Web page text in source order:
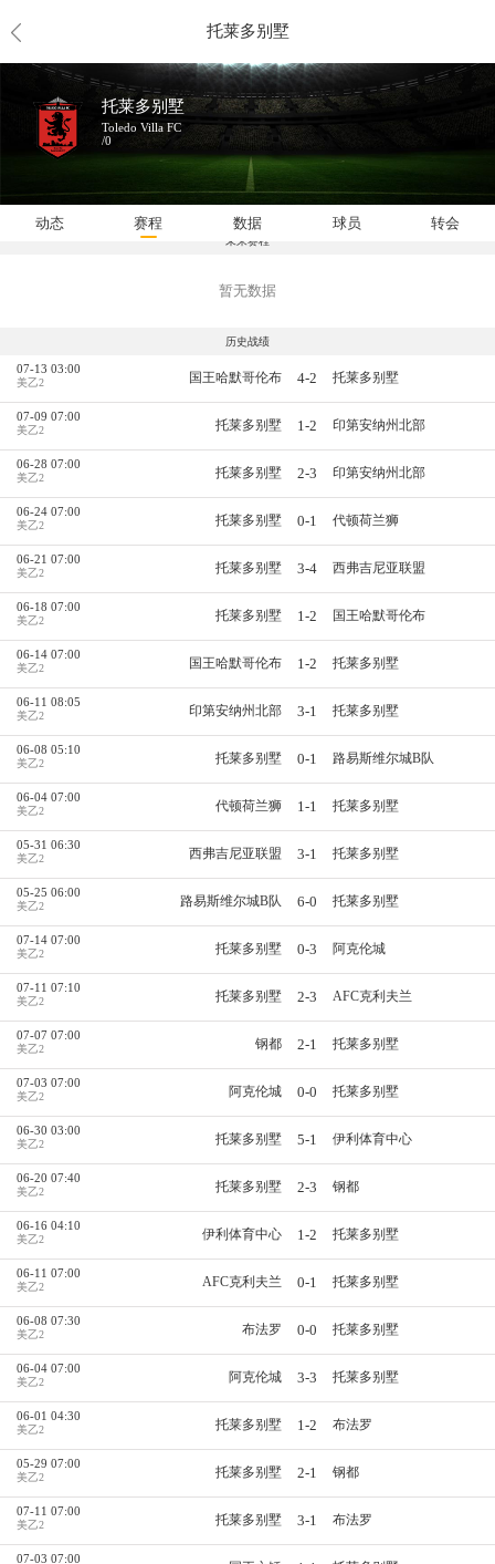
托莱多别墅
托莱多别墅
Toledo Villa FC
/0
动态 赛程 数据 球员 转会
未来赛程
暂无数据
历史战绩
07-13 03:00
美乙2 国王哈默哥伦布 4-2 托莱多别墅
07-09 07:00
美乙2 托莱多别墅 1-2 印第安纳州北部
06-28 07:00
美乙2 托莱多别墅 2-3 印第安纳州北部
06-24 07:00
美乙2 托莱多别墅 0-1 代顿荷兰狮
06-21 07:00
美乙2 托莱多别墅 3-4 西弗吉尼亚联盟
06-18 07:00
美乙2 托莱多别墅 1-2 国王哈默哥伦布
06-14 07:00
美乙2 国王哈默哥伦布 1-2 托莱多别墅
06-11 08:05
美乙2 印第安纳州北部 3-1 托莱多别墅
06-08 05:10
美乙2 托莱多别墅 0-1 路易斯维尔城B队
06-04 07:00
美乙2 代顿荷兰狮 1-1 托莱多别墅
05-31 06:30
美乙2 西弗吉尼亚联盟 3-1 托莱多别墅
05-25 06:00
美乙2 路易斯维尔城B队 6-0 托莱多别墅
07-14 07:00
美乙2 托莱多别墅 0-3 阿克伦城
07-11 07:10
美乙2 托莱多别墅 2-3 AFC克利夫兰
07-07 07:00
美乙2 钢都 2-1 托莱多别墅
07-03 07:00
美乙2 阿克伦城 0-0 托莱多别墅
06-30 03:00
美乙2 托莱多别墅 5-1 伊利体育中心
06-20 07:40
美乙2 托莱多别墅 2-3 钢都
06-16 04:10
美乙2 伊利体育中心 1-2 托莱多别墅
06-11 07:00
美乙2 AFC克利夫兰 0-1 托莱多别墅
06-08 07:30
美乙2 布法罗 0-0 托莱多别墅
06-04 07:00
美乙2 阿克伦城 3-3 托莱多别墅
06-01 04:30
美乙2 托莱多别墅 1-2 布法罗
05-29 07:00
美乙2 托莱多别墅 2-1 钢都
07-11 07:00
美乙2 托莱多别墅 3-1 布法罗
07-03 07:00